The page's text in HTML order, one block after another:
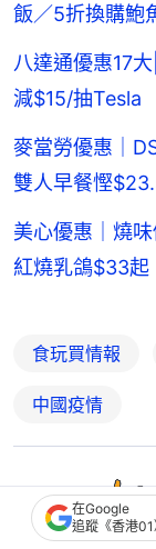
飯／5折換購鮑
八達通優惠17
減$15/抽Tesla
麥當勞優惠｜
雙人早餐慳
美心優惠｜燒
紅燒乳鴿$33起
食玩買情報
中國疫情
5
在Google
追蹤《香港01